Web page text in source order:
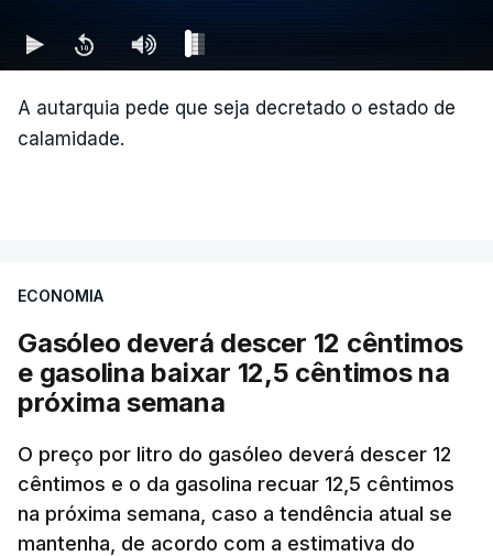
A autarquia pede que seja decretado o estado de
calamidade.
ECONOMIA
Gasóleo deverá descer 12 cêntimos
e gasolina baixar 12,5 cêntimos na
próxima semana
O preço por litro do gasóleo deverá descer 12
cêntimos e o da gasolina recuar 12,5 cêntimos
na próxima semana, caso a tendência atual se
mantenha, de acordo com a estimativa do